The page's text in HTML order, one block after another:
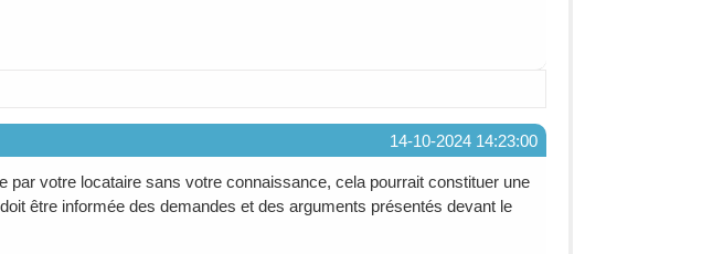
14-10-2024 14:23:00
par votre locataire sans votre connaissance, cela pourrait constituer une
être informée des demandes et des arguments présentés devant le